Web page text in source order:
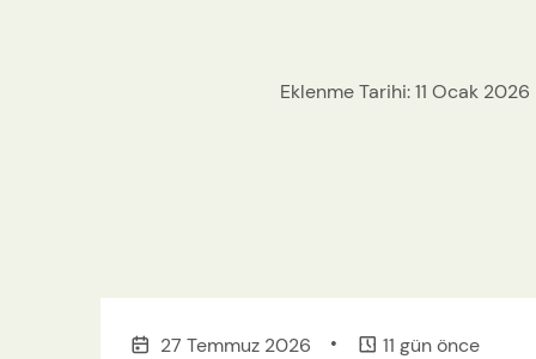
Eklenme Tarihi: 11 Ocak 2026
27 Temmuz 2026 • 11 gün önce